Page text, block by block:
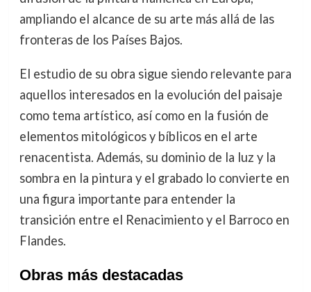
ampliando el alcance de su arte más allá de las
fronteras de los Países Bajos.
El estudio de su obra sigue siendo relevante para
aquellos interesados en la evolución del paisaje
como tema artístico, así como en la fusión de
elementos mitológicos y bíblicos en el arte
renacentista. Además, su dominio de la luz y la
sombra en la pintura y el grabado lo convierte en
una figura importante para entender la
transición entre el Renacimiento y el Barroco en
Flandes.
Obras más destacadas